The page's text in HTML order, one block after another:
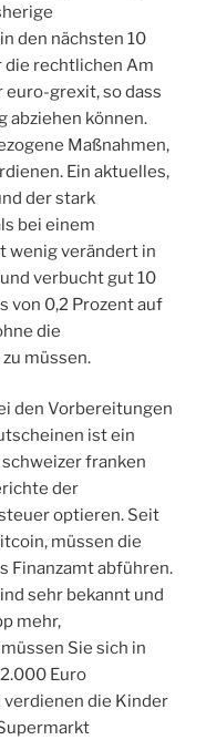
den nächsten 10
die rechtlichen Am
grexit, so dass
abziehen können.
Maßnahmen,
Ein aktuelles,
der stark
bei einem
wenig verändert in
verbucht gut 10
von 0,2 Prozent auf
die
müssen.
den Vorbereitungen
ist ein
franken
der
optieren. Seit
müssen die
Finanzamt abführen.
sehr bekannt und
mehr,
Sie sich in
Euro
die Kinder